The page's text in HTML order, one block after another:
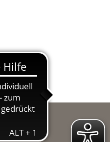
Bürgerservice